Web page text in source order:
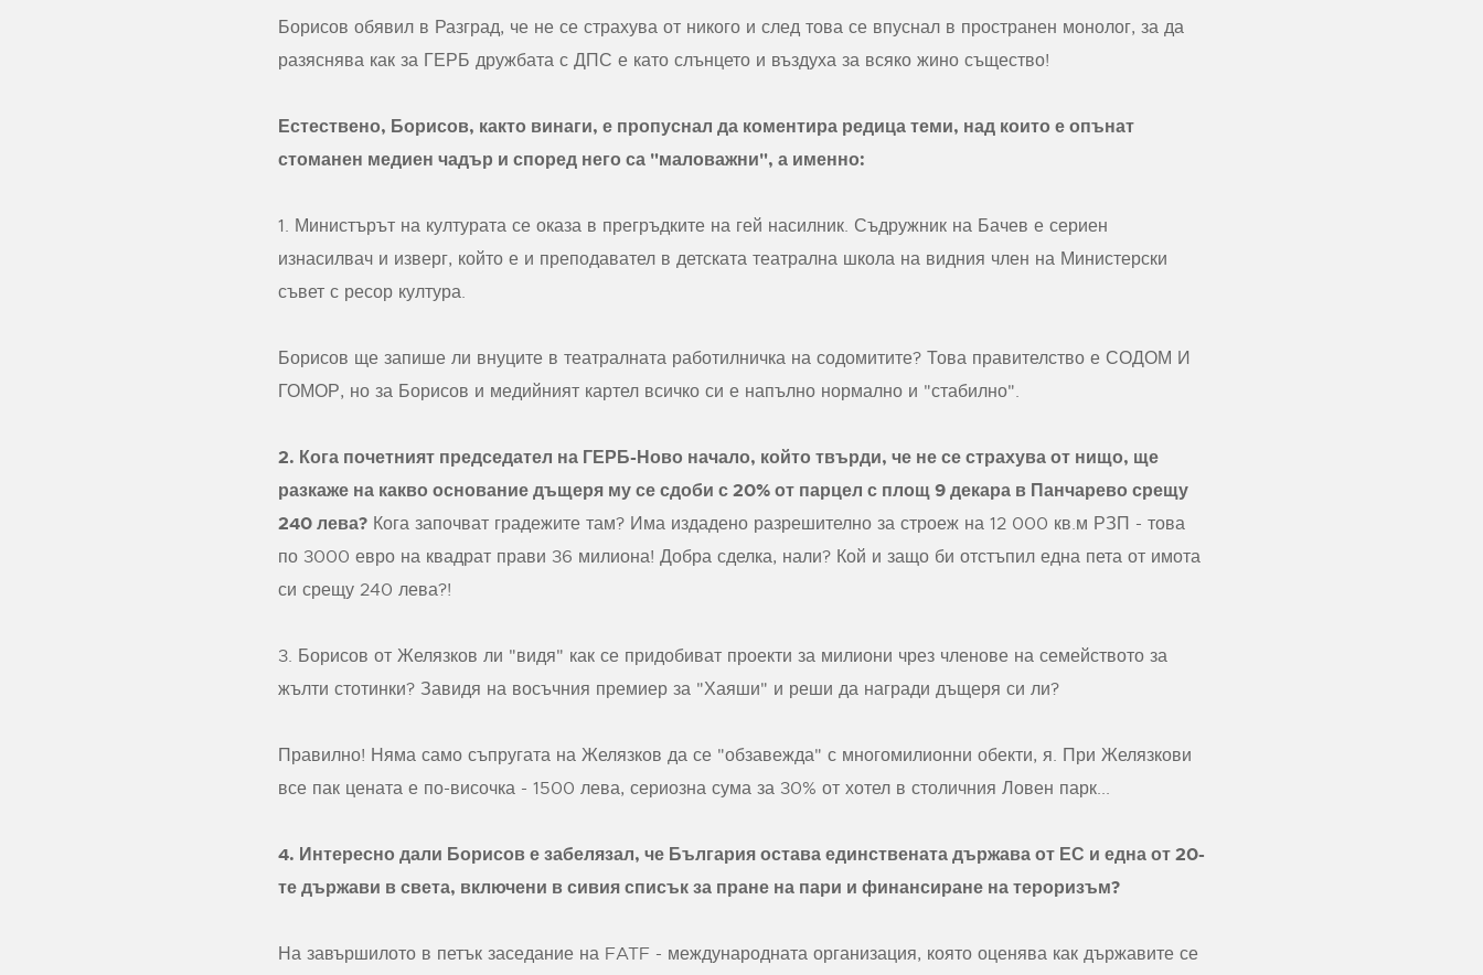
Борисов обявил в Разград, че не се страхува от никого и след това се впуснал в пространен монолог, за да
разяснява как за ГЕРБ дружбата с ДПС е като слънцето и въздуха за всяко жино същество!
Естествено, Борисов, както винаги, е пропуснал да коментира редица теми, над които е опънат
стоманен медиен чадър и според него са "маловажни", а именно:
1. Министърът на културата се оказа в прегръдките на гей насилник. Съдружник на Бачев е сериен
изнасилвач и изверг, който е и преподавател в детската театрална школа на видния член на Министерски
съвет с ресор култура.
Борисов ще запише ли внуците в театралната работилничка на содомитите? Това правителство е СОДОМ И
ГОМОР, но за Борисов и медийният картел всичко си е напълно нормално и "стабилно".
2. Кога почетният председател на ГЕРБ-Ново начало, който твърди, че не се страхува от нищо, ще
разкаже на какво основание дъщеря му се сдоби с 20% от парцел с площ 9 декара в Панчарево срещу
240 лева? Кога започват градежите там? Има издадено разрешително за строеж на 12 000 кв.м РЗП - това
по 3000 евро на квадрат прави 36 милиона! Добра сделка, нали? Кой и защо би отстъпил една пета от имота
си срещу 240 лева?!
3. Борисов от Желязков ли "видя" как се придобиват проекти за милиони чрез членове на семейството за
жълти стотинки? Завидя на восъчния премиер за "Хаяши" и реши да награди дъщеря си ли?
Правилно! Няма само съпругата на Желязков да се "обзавежда" с многомилионни обекти, я. При Желязкови
все пак цената е по-височка - 1500 лева, сериозна сума за 30% от хотел в столичния Ловен парк...
4. Интересно дали Борисов е забелязал, че България остава единствената държава от ЕС и една от 20-
те държави в света, включени в сивия списък за пране на пари и финансиране на тероризъм?
На завършилото в петък заседание на FATF - международната организация, която оценява как държавите се